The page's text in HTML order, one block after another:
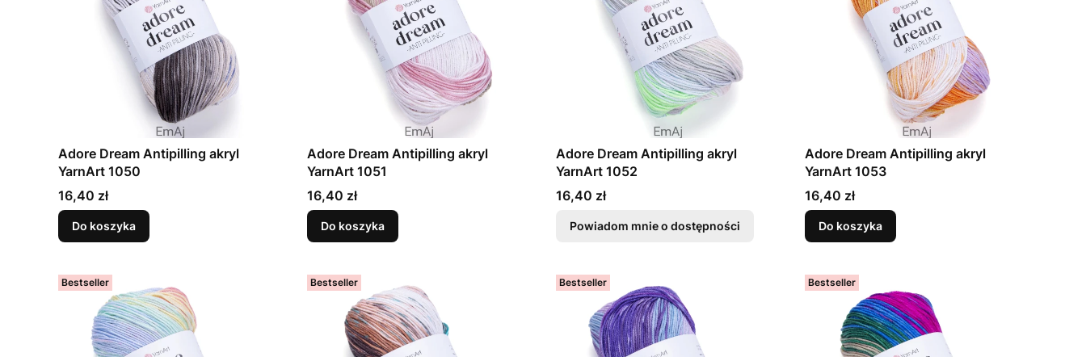
Adore Dream Antipilling akryl
YarnArt 1050
Cena
16,40 zł
Do koszyka
Adore Dream Antipilling akryl
YarnArt 1051
Cena
16,40 zł
Do koszyka
Adore Dream Antipilling akryl
YarnArt 1052
Cena
16,40 zł
Powiadom mnie o dostępności
Adore Dream Antipilling akryl
YarnArt 1053
Cena
16,40 zł
Do koszyka
Bestseller Bestseller Bestseller Bestseller